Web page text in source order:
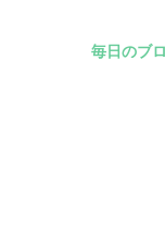
毎日のブ